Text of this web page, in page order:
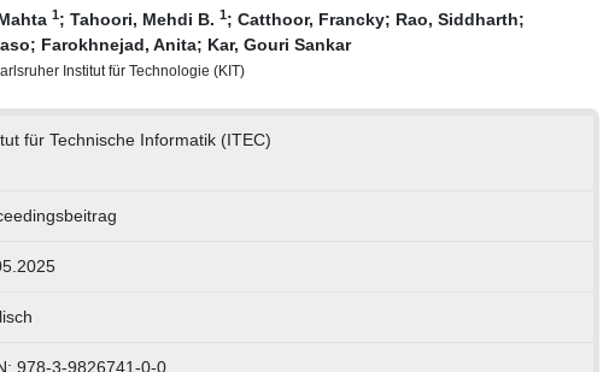
1; Tahoori, Mehdi B. 1; Catthoor, Francky; Rao, Siddharth;
; Farokhnejad, Anita; Kar, Gouri Sankar
Institut für Technologie (KIT)
für Technische Informatik (ITEC)
978-3-9826741-0-0